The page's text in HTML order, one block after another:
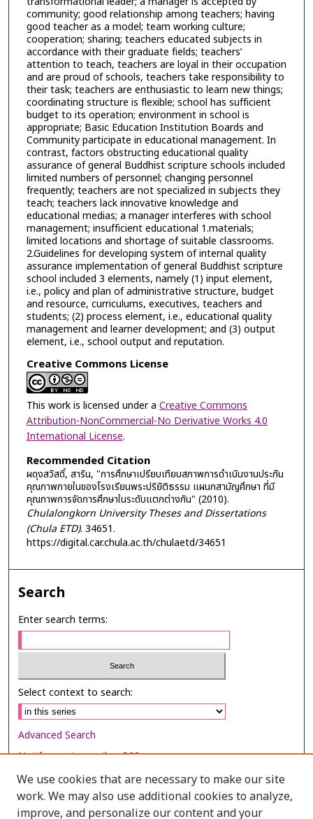
community; good relationship among teachers; having
good teacher as a model; team working culture;
cooperation; sharing; teachers educated subjects in
accordance with their graduate fields; teachers’
attention to teach, teachers are loyal in their occupation
and are proud of schools, teachers take responsibility to
their task; teachers are enthusiastic to learn new things;
coordinating structure is flexible; school has sufficient
budget to its operation; environment in school is
appropriate; Basic Education Institution Boards and
Community participate in educational management. In
contrast, factors obstructing educational quality
assurance of general Buddhist scripture schools included
limited numbers of personnel; changing personnel
frequently; teachers are not specialized in subjects they
teach; teachers lack innovative knowledge and
educational medias; a manager interferes with school
management; insufficient educational 1.materials;
limited locations and shortage of suitable classrooms.
2.Guidelines for developing system of internal quality
assurance implementation of general Buddhist scripture
school included 3 elements, namely (1) input element,
i.e., policy and plan of administrative structure, budget
and resource, curriculums, executives, teachers and
students; (2) process element, i.e., educational quality
management and learner development; and (3) output
element, i.e., school output and reputation.
Creative Commons License
This work is licensed under a Creative Commons
Attribution-NonCommercial-No Derivative Works 4.0
International License.
Recommended Citation
ผดุงสวัสดิ์, สาริน, "การศึกษาเปรียบเทียบสภาพการดำเนินงานประกัน
คุณภาพภายในของโรงเรียนพระปริยัติธรรม แผนกสามัญศึกษา ที่มี
คุณภาพการจัดการศึกษาในระดับแตกต่างกัน" (2010).
Chulalongkorn University Theses and Dissertations
(Chula ETD). 34651.
https://digital.car.chula.ac.th/chulaetd/34651
Search
Enter search terms:
Select context to search:
Advanced Search
Notify me via email orRSS
Browse
Collections
We use cookies that are necessary to make our site
work. We may also use additional cookies to analyze,
improve, and personalize our content and your